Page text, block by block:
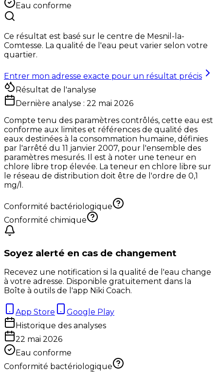
Eau conforme
Ce résultat est basé sur le centre de Mesnil-la-
Comtesse. La qualité de l'eau peut varier selon votre
quartier.
Entrer mon adresse exacte pour un résultat précis
Résultat de l'analyse
Dernière analyse : 22 mai 2026
Compte tenu des paramètres contrôlés, cette eau est
conforme aux limites et références de qualité des
eaux destinées à la consommation humaine, définies
par l'arrêté du 11 janvier 2007, pour l'ensemble des
paramètres mesurés. Il est à noter une teneur en
chlore libre trop élevée. La teneur en chlore libre sur
le réseau de distribution doit être de l'ordre de 0,1
mg/l.
Conformité bactériologique
Conformité chimique
Soyez alerté en cas de changement
Recevez une notification si la qualité de l'eau change
à votre adresse. Disponible gratuitement dans la
Boîte à outils de l'app Niki Coach.
App Store
Google Play
Historique des analyses
22 mai 2026
Eau conforme
Conformité bactériologique